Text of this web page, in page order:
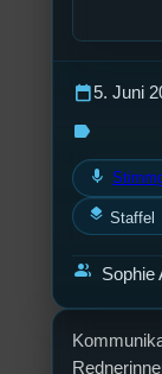
calendar_today5. Juni
label
mic
layers Staffel
group Sophie